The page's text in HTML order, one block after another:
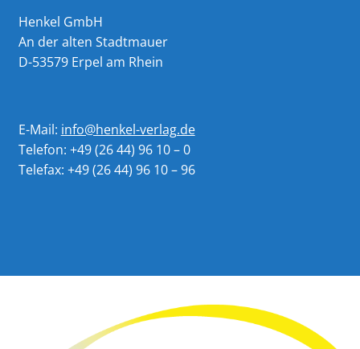
Henkel GmbH
An der alten Stadtmauer
D-53579 Erpel am Rhein
E-Mail: info@henkel-verlag.de
Telefon: +49 (26 44) 96 10 – 0
Telefax: +49 (26 44) 96 10 – 96